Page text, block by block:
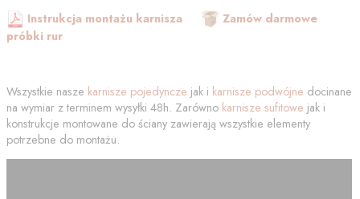
Instrukcja montażu karnisza
Zamów darmowe
próbki rur
Wszystkie nasze karnisze pojedyncze jak i karnisze podwójne docinane
na wymiar z terminem wysyłki 48h. Zarówno karnisze sufitowe jak i
konstrukcje montowane do ściany zawierają wszystkie elementy
potrzebne do montażu.